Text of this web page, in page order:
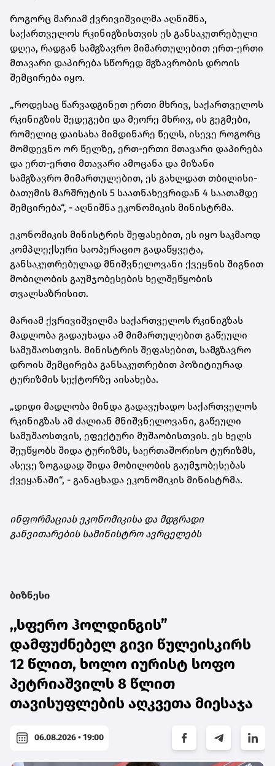
როგორც მარიამ ქვრივიშვილმა აღნიშნა,
საქართველოს რკინიგზისთვის ეს განსაკუთრებული
დღეა, რადგან სამგზავრო მიმართულებით ერთ-ერთი
მთავარი დაპირება სწორედ მგზავრობის დროის
შემცირება იყო.
„როდესაც წარვადგინეთ ერთი მხრივ, საქართველოს
რკინიგზის შედეგები და მეორე მხრივ, ის გეგმები,
რომელიც დაისახა მიმდინარე წელს, ისევე როგორც
მომდევნო ორ წელზე, ერთ-ერთი მთავარი დაპირება
და ერთ-ერთი მთავარი ამოცანა და მიზანი
სამგზავრო მიმართულებით, ეს გახლდათ თბილისი-
ბათუმის მარშრუტის 5 საათნახევრიდან 4 საათამდე
შემცირება“, - აღნიშნა ეკონომიკის მინისტრმა.
ეკონომიკის მინისტრის შეფასებით, ეს იყო საკმაოდ
კომპლექსური საოპერაციო გადაწყვეტა,
განსაკუთრებულად მნიშვნელოვანი ქვეყნის შიგნით
მობილობის გაუმჯობესების ხელშეწყობის
თვალსაზრისით.
მარიამ ქვრივიშვილმა საქართველოს რკინიგზას
მადლობა გადაუხადა ამ მიმართულებით გაწეული
სამუშაოსთვის. მინისტრის შეფასებით, სამგზავრო
დროის შემცირება განსაკუთრებით პოზიტიურად
ტურიზმის სექტორზე აისახება.
„დიდი მადლობა მინდა გადავუხადო საქართველოს
რკინიგზას ამ ძალიან მნიშვნელოვანი, გაწეული
სამუშაოსთვის, ეფექტური მუშაობისთვის. ეს ხელს
შეუწყობს შიდა ტურიზმს, საერთაშორისო ტურიზმს,
ასევე ზოგადად შიდა მობილობის გაუმჯობესებას
ქვეყანაში“, - განაცხადა ეკონომიკის მინისტრმა.
ინფორმაციას ეკონომიკისა და მდგრადი
განვითარების სამინისტრო ავრცელებს
ბიზნესი
,,სფერო ჰოლდინგის”
დამფუძნებელ გივი წულეისკირს
12 წლით, ხოლო იურისტ სოფო
პეტრიაშვილს 8 წლით
თავისუფლების აღკვეთა მიესაჯა
06.08.2026 • 19:00